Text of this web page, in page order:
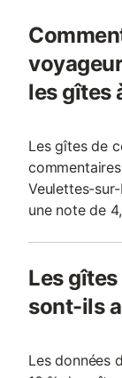
les gîtes
Les gîtes de
Veulettes-
une note de
Les
sont-ils
Les données